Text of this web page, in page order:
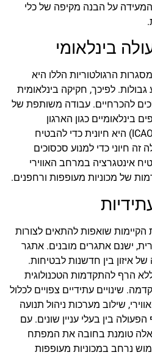
על הבנה מקיפה של כלי
בינלאומי
הרגולטוריות הללו היא
גבולות. לפיכך, חקיקה בינלאומית
להכרחיים. עבודה משותפת של
בינלאומיים כגון הארגון
הבינלאומי לתעופה אזרחית (ICAO) היא חיונית כדי להבטיח
זה חיוני כדי למנוע סכסוכים
אינטגרציה במרחב האווירי
של מכוניות מעופפות ורחפנים.
הקיימות שואפות להתאים לצורות
ישנם אתגרים מובנים. אתגר
איזון בין חדשנות לבטיחות.
הרף להתקדמות הטכנולוגית
שינויים עתידיים צפויים לכלול
שילוב מערכות ניהול תנועה
בין בעלי עניין שונים. עם
אלה טומנת בחובה את המפתח
נרחב במכוניות מעופפות